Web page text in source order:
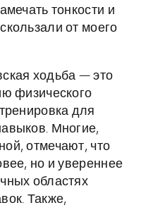
тонкости и
от моего
ходьба — это
физического
для
Многие,
отмечают, что
но и увереннее
областях
Также,